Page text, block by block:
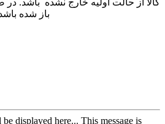
کالا از حالت اولیه خارج نشده باشد. در
باز شده
displayed here... This message is